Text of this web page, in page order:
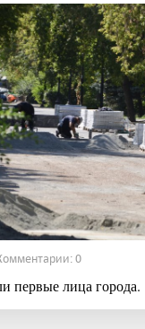
0
первые лица города.